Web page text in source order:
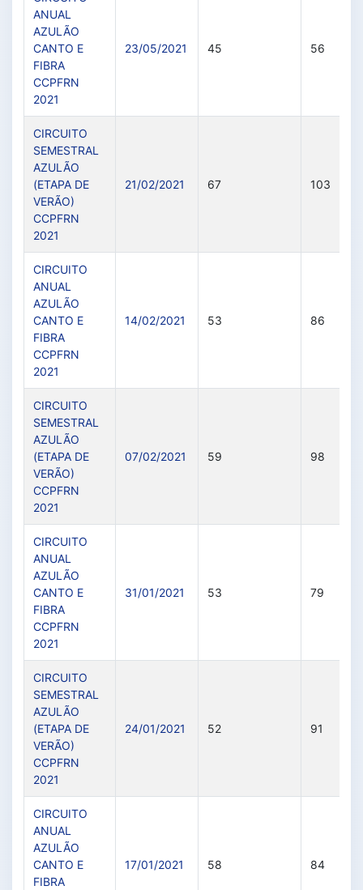
ANUAL
AZULÃO
CANTO E
FIBRA
CCPFRN
2021
23/05/2021 45 56
CIRCUITO
SEMESTRAL
AZULÃO
(ETAPA DE
VERÃO)
CCPFRN
2021
21/02/2021 67 103
CIRCUITO
ANUAL
AZULÃO
CANTO E
FIBRA
CCPFRN
2021
14/02/2021 53 86
CIRCUITO
SEMESTRAL
AZULÃO
(ETAPA DE
VERÃO)
CCPFRN
2021
07/02/2021 59 98
CIRCUITO
ANUAL
AZULÃO
CANTO E
FIBRA
CCPFRN
2021
31/01/2021 53 79
CIRCUITO
SEMESTRAL
AZULÃO
(ETAPA DE
VERÃO)
CCPFRN
2021
24/01/2021 52 91
CIRCUITO
ANUAL
AZULÃO
CANTO E
FIBRA
17/01/2021 58 84